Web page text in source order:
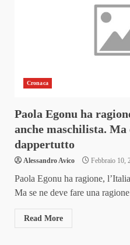
Cronaca
Paola Egonu ha
anche maschilista. Ma
dappertutto
Alessandro Avico Febbraio 10,
Paola Egonu ha ragione,
Ma se ne deve fare una
Read More